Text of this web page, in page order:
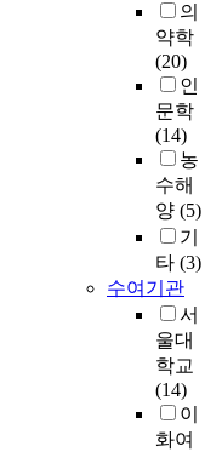
의
약학
(20)
인
문학
(14)
농
수해
양 (5)
기
타 (3)
수여기관
서
울대
학교
(14)
이
화여